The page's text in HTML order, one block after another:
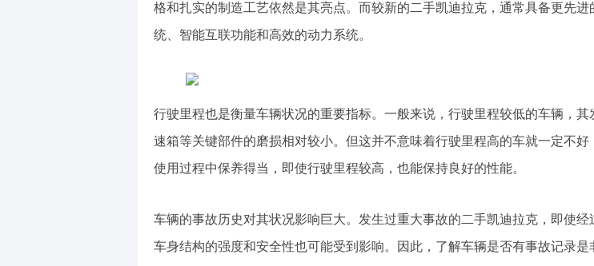
格和扎实的制造工艺依然是其亮点。而较新的二手凯迪拉克，通常具备更先进
统、智能互联功能和高效的动力系统。
行驶里程也是衡量车辆状况的重要指标。一般来说，行驶里程较低的车辆，其
速箱等关键部件的磨损相对较小。但这并不意味着行驶里程高的车就一定不好
使用过程中保养得当，即使行驶里程较高，也能保持良好的性能。
车辆的事故历史对其状况影响巨大。发生过重大事故的二手凯迪拉克，即使经
车身结构的强度和安全性也可能受到影响。因此，了解车辆是否有事故记录是